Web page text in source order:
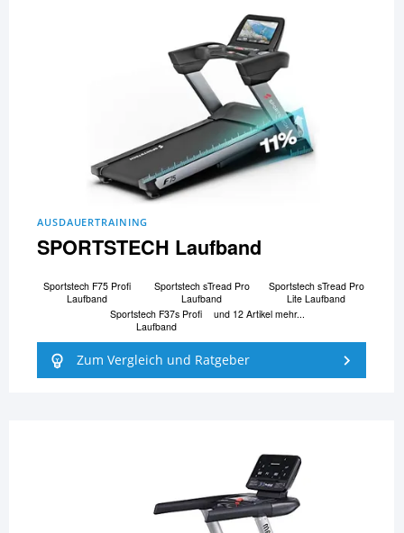
AUSDAUERTRAINING
SPORTSTECH Laufband
Sportstech F75 Profi
Laufband
Sportstech sTread Pro
Laufband
Sportstech sTread Pro
Lite Laufband
Sportstech F37s Profi
Laufband
und 12 Artikel mehr...
Zum Vergleich und Ratgeber